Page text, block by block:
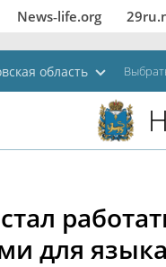
News‑life.org
область
для